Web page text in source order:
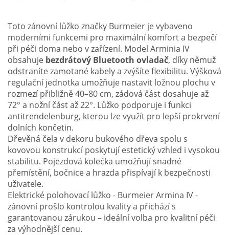
Toto zánovní lůžko značky Burmeier je vybaveno
moderními funkcemi pro maximální komfort a bezpečí
při péči doma nebo v zařízení. Model Arminia IV
obsahuje bezdrátový Bluetooth ovladač, díky němuž
odstraníte zamotané kabely a zvýšíte flexibilitu. Výšková
regulační jednotka umožňuje nastavit ložnou plochu v
rozmezí přibližně 40–80 cm, zádová část dosahuje až
72° a nožní část až 22°. Lůžko podporuje i funkci
antitrendelenburg, kterou lze využít pro lepší prokrvení
dolních končetin.
Dřevěná čela v dekoru bukového dřeva spolu s
kovovou konstrukcí poskytují estetický vzhled i vysokou
stabilitu. Pojezdová kolečka umožňují snadné
přemístění, bočnice a hrazda přispívají k bezpečnosti
uživatele.
Elektrické polohovací lůžko - Burmeier Armina IV -
zánovní prošlo kontrolou kvality a přichází s
garantovanou zárukou – ideální volba pro kvalitní péči
za výhodnější cenu.